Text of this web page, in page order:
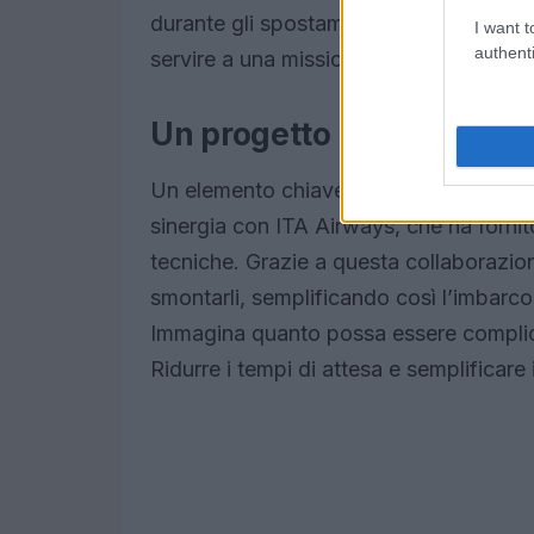
I want
durante gli spostamenti del Papa.
servire a una missione così
Un progetto innovativo:
Un elemento chiave che ha reso
sinergia con ITA Airways, che ha
tecniche. Grazie a questa
smontarli, semplificando così
Immagina quanto possa essere
Ridurre i tempi di attesa e